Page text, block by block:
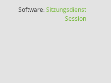
Software:Sitzungsdienst
Session(Wird in